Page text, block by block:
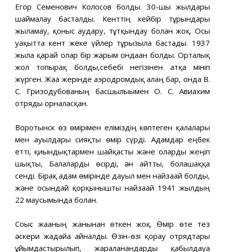
Егор Семенович Колосов болды. 30-шы жылдары
шаймалау басталды. Кенттің кейбір тұрғындары
жыламау, қоныс аудару, тұтқындау болған жоқ. Осы
уақытта кент жеке үйлер тұрғызыла бастады. 1937
жылға қарай олар бір жарым ондаған болды. Орталық
жол топырақ болды,себебі негізінен атқа мініп
жүрген. Жаға жерінде аэродромдық алаң бар, онда В.
С. Гризодубованың басшылығымен О. С. Авиахим
отряды орналасқан.
Воротынск өз өмірімен еліміздің көптеген қалалары
мен ауылдары сияқты өмір сүрді. Адамдар еңбек
етті, қиындықтармен шайқасты және оларды жеңіп
шықты, Балаларды өсірді, ән айтты, болашаққа
сенді. Бірақ адам өмірінде дауыл мен найзағай болды,
және осындай қорқынышты найзағай 1941 жылдың
22 маусымында болған.
Соғыс жағаның жанынан өткен жоқ. Өмір өте тез
әскери жағдайға айналды. Өзін-өзі қорғау отрядтары
ұйымдастырылып, жараланғандарды қабылдауға